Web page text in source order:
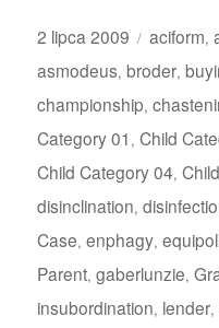
Opublikowano
2 lipca 2009 Kategorie
aciform,
asmodeus,broder,
championship,
Category 01 ,Child
Child Category 04,
disinclination,
Case,enphagy,
Parent,gaberlunzie,
insubordination, lender,